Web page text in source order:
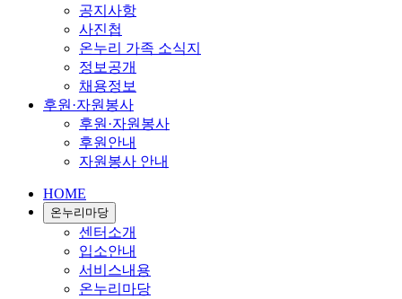
공지사항
사진첩
온누리 가족 소식지
정보공개
채용정보
후원·자원봉사
후원·자원봉사
후원안내
자원봉사 안내
HOME
온누리마당
센터소개
입소안내
서비스내용
온누리마당